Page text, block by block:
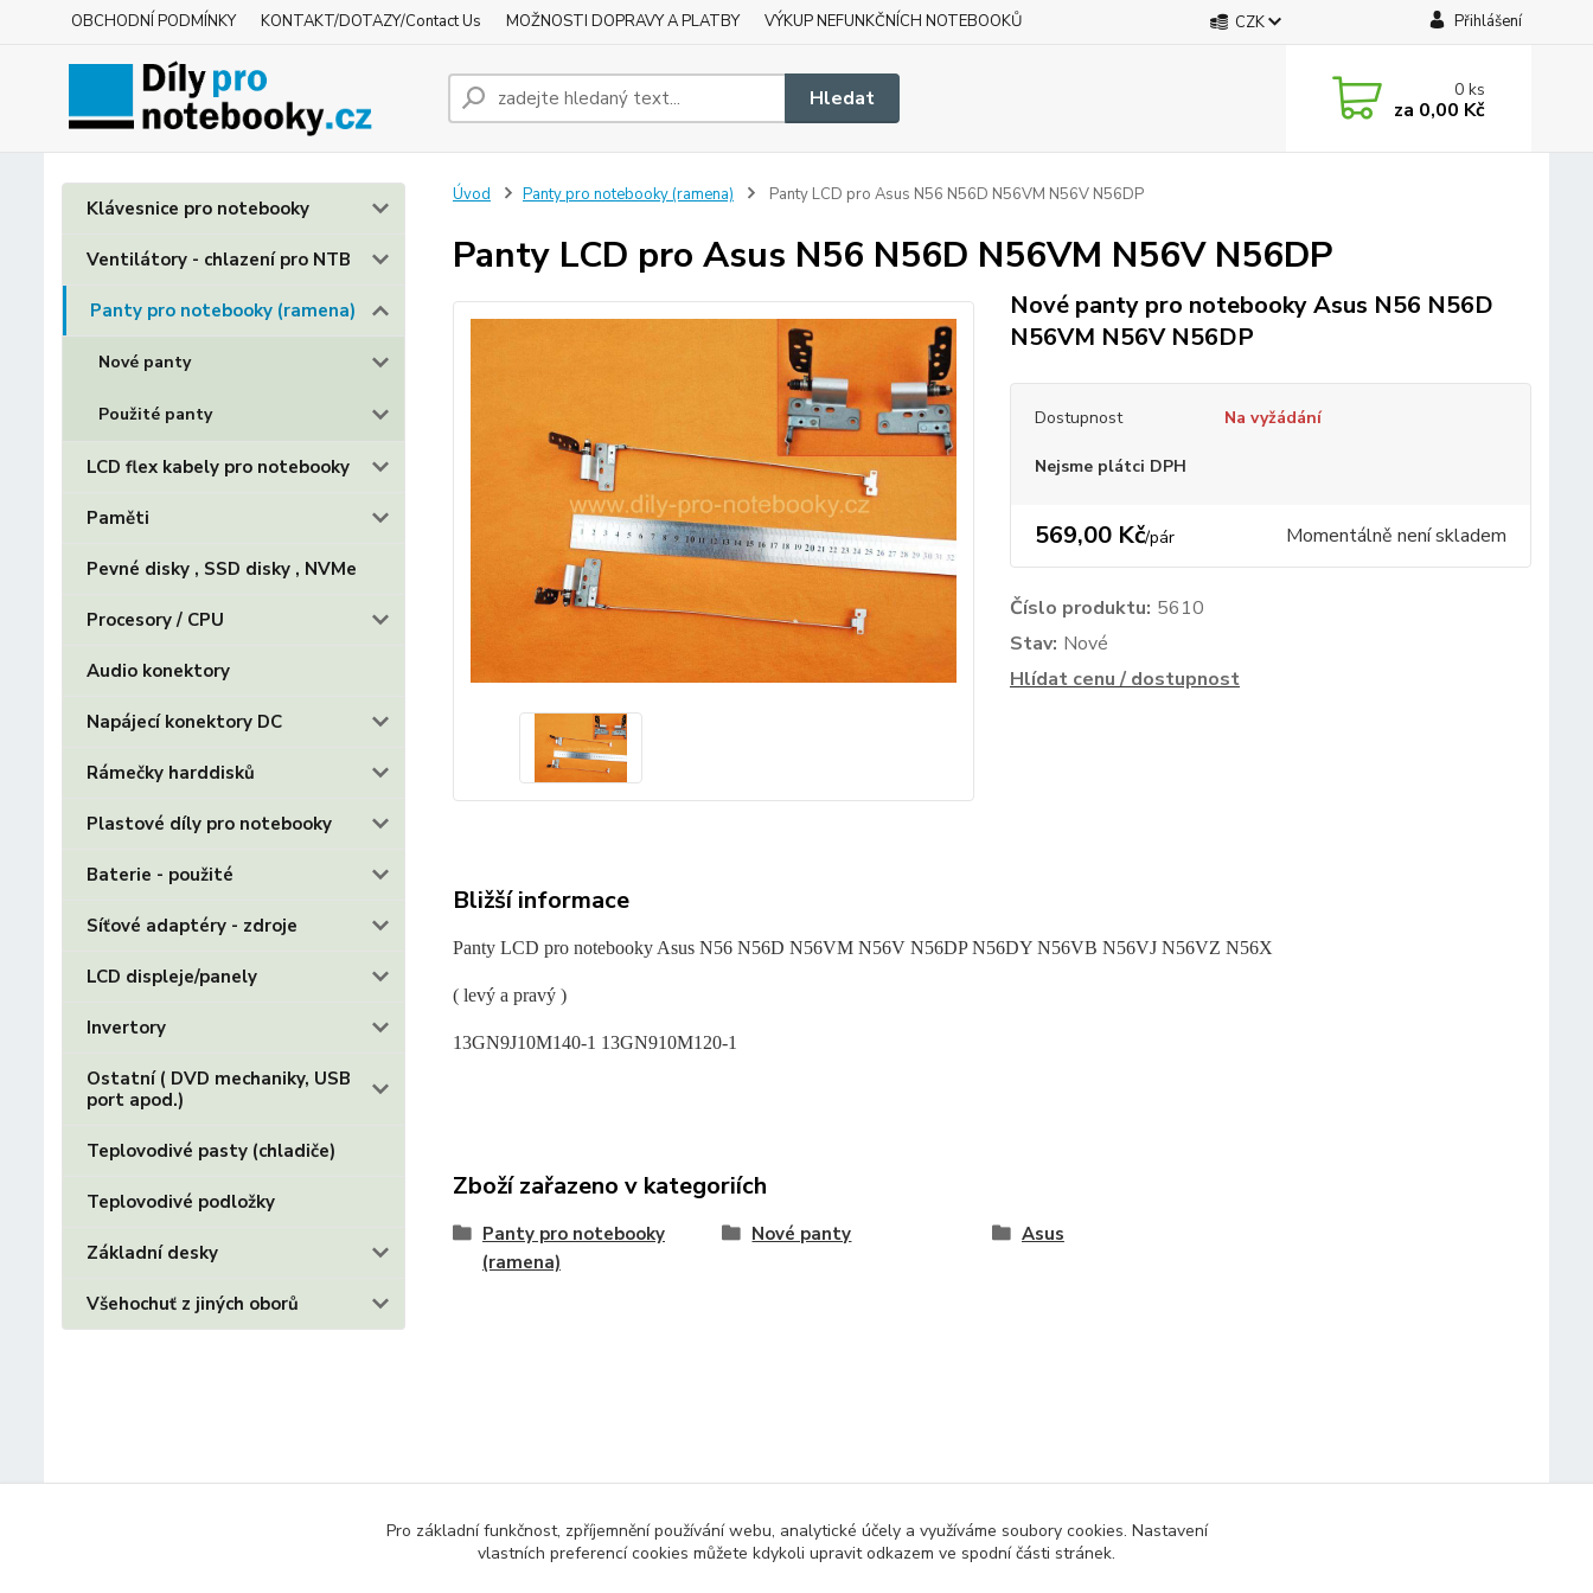
OBCHODNÍ PODMÍNKY KONTAKT/DOTAZY/Contact Us MOŽNOSTI DOPRAVY A PLATBY VÝKUP NEFUNKČNÍCH NOTEBOOKŮ CZK Přihlášení
Hledat 0ks
za 0,00 Kč
Klávesnice pro notebooky
Ventilátory - chlazení pro NTB
Panty pro notebooky (ramena)
Nové panty
Použité panty
LCD flex kabely pro notebooky
Paměti
Pevné disky , SSD disky , NVMe
Procesory / CPU
Audio konektory
Napájecí konektory DC
Rámečky harddisků
Plastové díly pro notebooky
Baterie - použité
Síťové adaptéry - zdroje
LCD displeje/panely
Invertory
Ostatní ( DVD mechaniky, USB
port apod.)
Teplovodivé pasty (chladiče)
Teplovodivé podložky
Základní desky
Všehochuť z jiných oborů
Úvod Panty pro notebooky (ramena) Panty LCD pro Asus N56 N56D N56VM N56V N56DP
Panty LCD pro Asus N56 N56D N56VM N56V N56DP
Nové panty pro notebooky Asus N56 N56D
N56VM N56V N56DP
Dostupnost Na vyžádání
Nejsme plátci DPH
569,00 Kč/pár Momentálně není skladem
Číslo produktu: 5610
Stav: Nové
Hlídat cenu / dostupnost
Bližší informace
Panty LCD pro notebooky Asus N56 N56D N56VM N56V N56DP N56DY N56VB N56VJ N56VZ N56X
( levý a pravý )
13GN9J10M140-1 13GN910M120-1
Zboží zařazeno v kategoriích
Panty pro notebooky
(ramena)
Nové panty Asus
Pro základní funkčnost, zpříjemnění používání webu, analytické účely a využíváme soubory cookies. Nastavení
vlastních preferencí cookies můžete kdykoli upravit odkazem ve spodní části stránek.